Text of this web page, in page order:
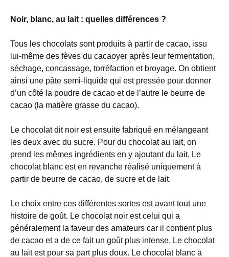
Noir, blanc, au lait : quelles différences ?
Tous les chocolats sont produits à partir de cacao, issu
lui-même des fèves du cacaoyer après leur fermentation,
séchage, concassage, torréfaction et broyage. On obtient
ainsi une pâte semi-liquide qui est pressée pour donner
d’un côté la poudre de cacao et de l’autre le beurre de
cacao (la matière grasse du cacao).
Le chocolat dit noir est ensuite fabriqué en mélangeant
les deux avec du sucre. Pour du chocolat au lait, on
prend les mêmes ingrédients en y ajoutant du lait. Le
chocolat blanc est en revanche réalisé uniquement à
partir de beurre de cacao, de sucre et de lait.
Le choix entre ces différentes sortes est avant tout une
histoire de goût. Le chocolat noir est celui qui a
généralement la faveur des amateurs car il contient plus
de cacao et a de ce fait un goût plus intense. Le chocolat
au lait est pour sa part plus doux. Le chocolat blanc a